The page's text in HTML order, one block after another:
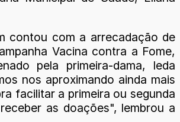
contou com a arrecadação de
Vacina contra a Fome,
pela primeira-dama, Ieda
nos aproximando ainda mais
facilitar a primeira ou segunda
as doações", lembrou a